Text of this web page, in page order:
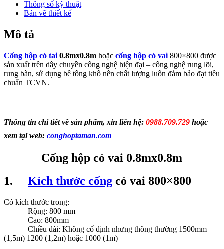
Thông số kỹ thuật
Bản vẽ thiết kế
Mô tả
Cống hộp có tai 0.8mx0.8m hoặc cống hộp có vai 800×800 được
sản xuất trên dây chuyền công nghệ hiện đại – công nghệ rung lõi,
rung bàn, sử dụng bê tông khô nên chất lượng luôn đảm bảo đạt tiêu
chuẩn TCVN.
Thông tin chi tiết về sản phẩm, xin liên hệ: 0988.709.729 hoặc
xem tại web: conghoptaman.com
Cống hộp có vai 0.8mx0.8m
1. Kích thước cống có vai 800×800
Có kích thước trong:
– Rộng: 800 mm
– Cao: 800mm
– Chiều dài: Không cố định nhưng thông thường 1500mm
(1,5m) 1200 (1,2m) hoặc 1000 (1m)